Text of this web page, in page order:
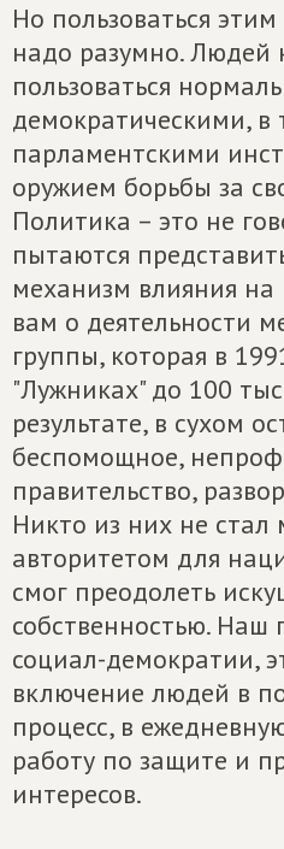
Но пользоваться
надо разумно. Людей
пользоваться
демократическими, в
парламентскими
оружием борьбы за
Политика – это не
пытаются
механизм влияния
вам о деятельности
группы, которая в
"Лужниках" до 100
результате, в сухом
беспомощное,
правительство,
Никто из них не
авторитетом для
смог преодолеть
собственностью. Наш
социал-демократии,
включение людей в
процесс, в
работу по защите и
интересов.